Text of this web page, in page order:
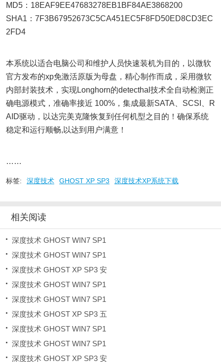
MD5：18EAF9EE47683278EB1BF84AE3868200
SHA1：7F3B67952673C5CA451EC5F8FD50ED8CD3EC
2FD4
本系统以适合电脑公司和维护人员快速装机为目的，以微软
官方发布的xp免激活原版为母盘，精心制作而成，采用微软
内部封装技术，实现Longhorn的detecthal技术全自动检测正
确电源模式，准确率接近 100%，集成最新SATA、SCSI、R
AID驱动，以达完美克隆恢复到任何机型之目的！确保系统
稳定和运行顺畅,以达到用户满意！
……
标签: 深度技术 GHOST XP SP3 深度技术XP系统下载
相关阅读
深度技术 GHOST WIN7 SP1
深度技术 GHOST WIN7 SP1
深度技术 GHOST XP SP3 安
深度技术 GHOST WIN7 SP1
深度技术 GHOST WIN7 SP1
深度技术 GHOST XP SP3 五
深度技术 GHOST WIN7 SP1
深度技术 GHOST WIN7 SP1
深度技术 GHOST XP SP3 安